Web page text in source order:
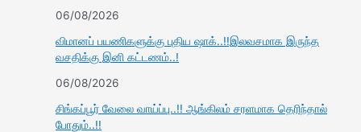
06/08/2026
விமானப் பயணிகளுக்கு புதிய ஷாக்..!!இலவசமாக இருந்த
வசதிக்கு இனி கட்டணம்..!
06/08/2026
சிங்கப்பூர் வேலை வாய்ப்பு..!! ஆங்கிலம் சரளமாக தெரிந்தால்
போதும்..!!